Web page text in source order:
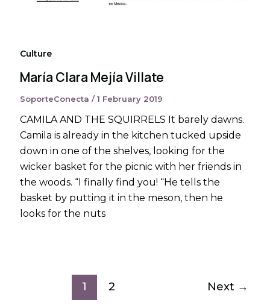
Culture
María Clara Mejía Villate
SoporteConecta /1 February 2019
CAMILA AND THE SQUIRRELS It barely dawns.
Camila is already in the kitchen tucked upside
down in one of the shelves, looking for the
wicker basket for the picnic with her friends in
the woods. “I finally find you! “He tells the
basket by putting it in the meson, then he
looks for the nuts
1 2 Next →